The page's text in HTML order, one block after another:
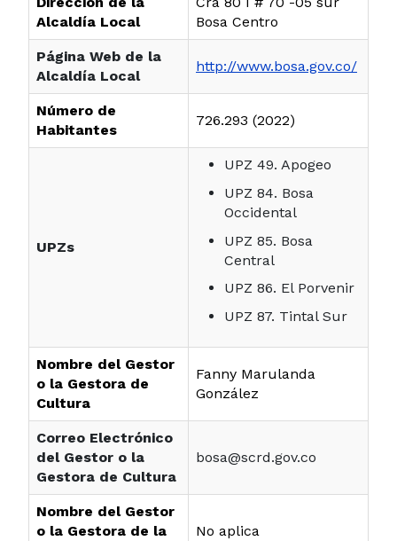
Alcaldía Local
Bosa Centro
Página Web de la
Alcaldía Local
http://www.bosa.gov.co/
Número de
Habitantes
726.293 (2022)
UPZs
UPZ 49. Apogeo
UPZ 84. Bosa
Occidental
UPZ 85. Bosa
Central
UPZ 86. El Porvenir
UPZ 87. Tintal Sur
Nombre del Gestor
o la Gestora de
Cultura
Fanny Marulanda
González
Correo Electrónico
del Gestor o la
Gestora de Cultura
bosa@scrd.gov.co
Nombre del Gestor
o la Gestora de la
No aplica